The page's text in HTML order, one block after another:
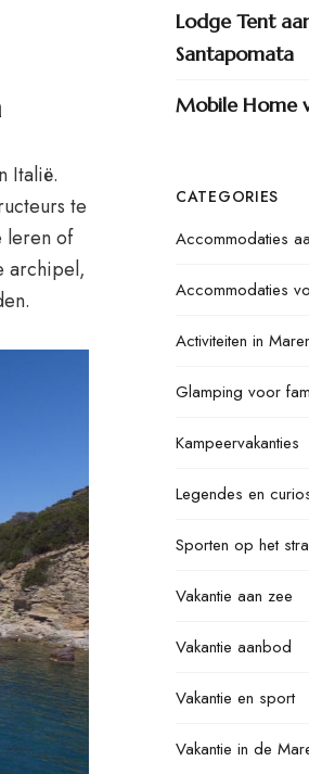
Italië.
te
leren of
archipel,
Lodge Tent
Santapomata
Mobile Home
CATEGORIES
Accommodaties
Accommodaties
Activiteiten in
Glamping voor
Kampeervakanties
Legendes en
Sporten op het
Vakantie aan zee
Vakantie aanbod
Vakantie en sport
Vakantie in de